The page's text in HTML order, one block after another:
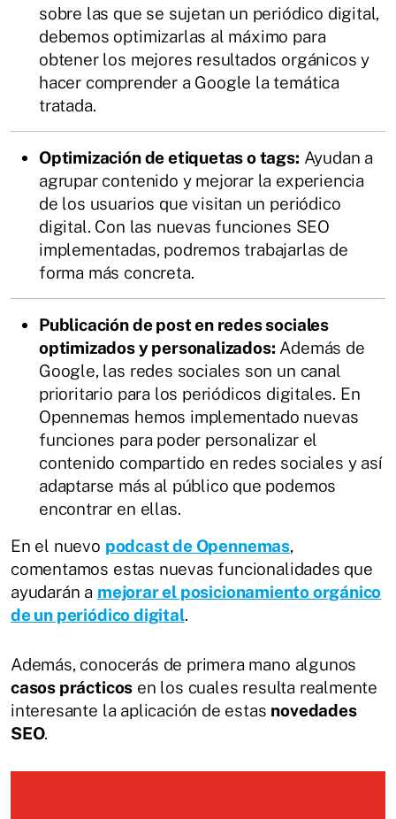
sobre las que se sujetan un periódico digital,
debemos optimizarlas al máximo para
obtener los mejores resultados orgánicos y
hacer comprender a Google la temática
tratada.
Optimización de etiquetas o tags: Ayudan a
agrupar contenido y mejorar la experiencia
de los usuarios que visitan un periódico
digital. Con las nuevas funciones SEO
implementadas, podremos trabajarlas de
forma más concreta.
Publicación de post en redes sociales
optimizados y personalizados: Además de
Google, las redes sociales son un canal
prioritario para los periódicos digitales. En
Opennemas hemos implementado nuevas
funciones para poder personalizar el
contenido compartido en redes sociales y así
adaptarse más al público que podemos
encontrar en ellas.
En el nuevo podcast de Opennemas,
comentamos estas nuevas funcionalidades que
ayudarán a mejorar el posicionamiento orgánico
de un periódico digital.
Además, conocerás de primera mano algunos
casos prácticos en los cuales resulta realmente
interesante la aplicación de estas novedades
SEO.